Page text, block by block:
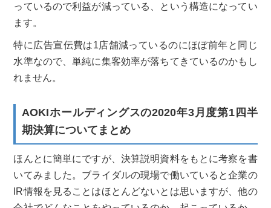
っているので利益が減っている、という構造になってい
ます。
特に広告宣伝費は1店舗減っているのにほぼ前年と同じ
水準なので、単純に集客効率が落ちてきているのかもし
れません。
AOKIホールディングスの2020年3月度第1四半
期決算についてまとめ
ほんとに簡単にですが、決算説明資料をもとに考察を書
いてみました。ブライダルの現場で働いていると企業の
IR情報を見ることはほとんどないとは思いますが、他の